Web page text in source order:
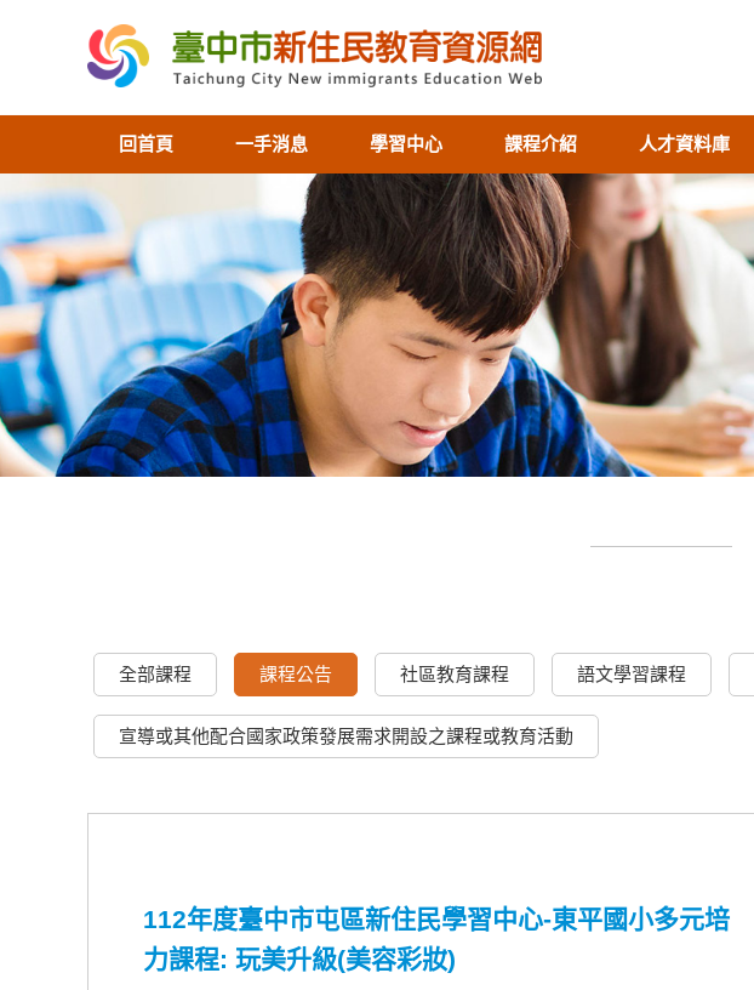
回首頁 一手消息 學習中心 課程介紹 人才資料庫
全部課程 課程公告 社區教育課程 語文學習課程
宣導或其他配合國家政策發展需求開設之課程或教育活動
112年度臺中市屯區新住民學習中心-東平國小多元培
力課程: 玩美升級(美容彩妝)